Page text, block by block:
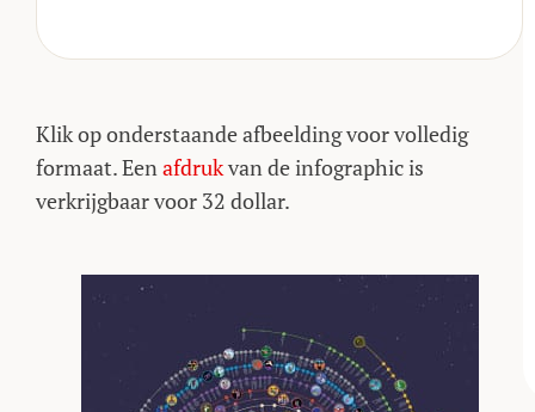
Klik op onderstaande afbeelding voor volledig
formaat. Eenafdrukvan de infographic is
verkrijgbaar voor 32 dollar.